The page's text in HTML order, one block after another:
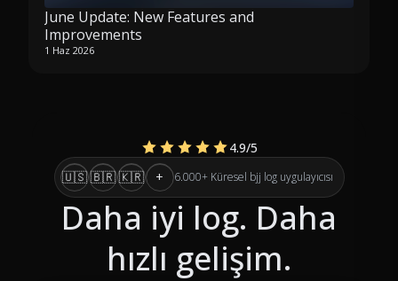
June Update: New Features and
Improvements
1 Haz 2026
4.9/5
🇺🇸 🇧🇷 🇰🇷 + 6.000+ Küresel bjj log uygulayıcısı
Daha iyi log. Daha
hızlı gelişim.